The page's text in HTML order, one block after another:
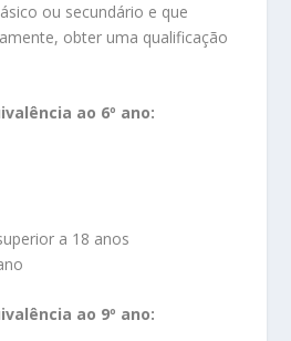
ou secundário e que
obter uma qualificação
ao 6º ano:
a 18 anos
ao 9º ano: